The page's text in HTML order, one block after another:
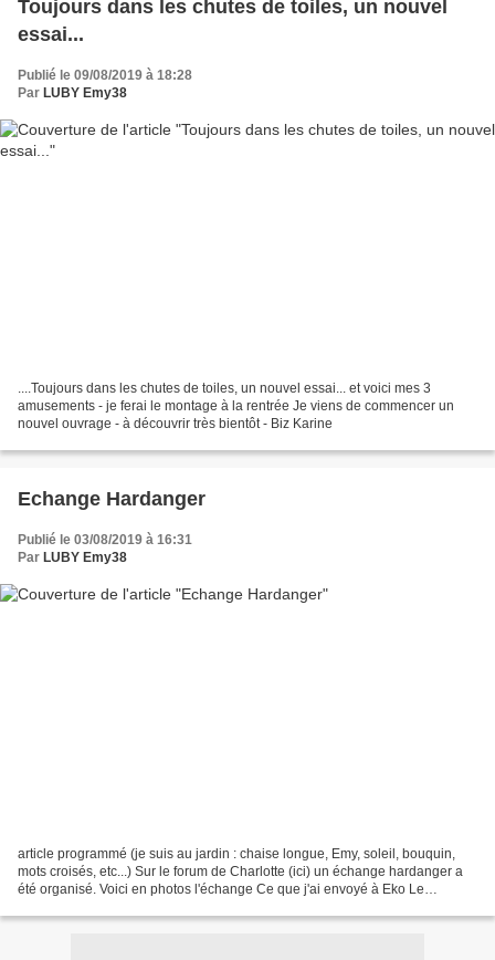
Toujours dans les chutes de toiles, un nouvel
essai...
Publié le 09/08/2019 à 18:28
Par LUBY Emy38
....Toujours dans les chutes de toiles, un nouvel essai... et voici mes 3
amusements - je ferai le montage à la rentrée Je viens de commencer un
nouvel ouvrage - à découvrir très bientôt - Biz Karine
Echange Hardanger
Publié le 03/08/2019 à 16:31
Par LUBY Emy38
article programmé (je suis au jardin : chaise longue, Emy, soleil, bouquin,
mots croisés, etc...) Sur le forum de Charlotte (ici) un échange hardanger a
été organisé. Voici en photos l'échange Ce que j'ai envoyé à Eko Le